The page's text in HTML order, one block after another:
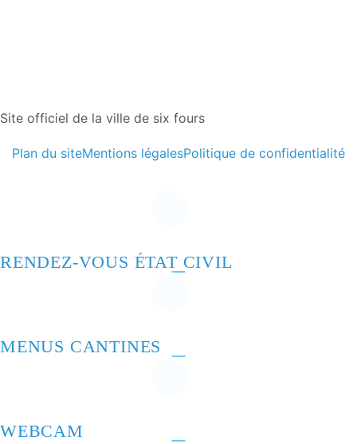
Site officiel de la ville de six fours
Plan du siteMentions légalesPolitique de confidentialité
RENDEZ-VOUS ÉTAT CIVIL
MENUS CANTINES
WEBCAM